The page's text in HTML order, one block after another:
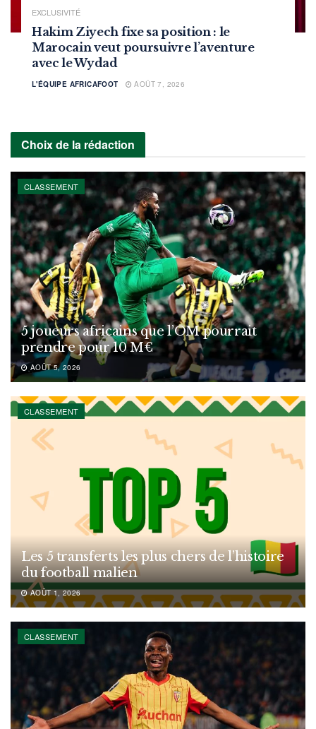
EXCLUSIVITÉ
Hakim Ziyech fixe sa position : le
Marocain veut poursuivre l’aventure
avec le Wydad
L'ÉQUIPE AFRICAFOOT AOÛT 7, 2026
Choix de la rédaction
CLASSEMENT
5 joueurs africains que l’OM pourrait
prendre pour 10 M€
AOÛT 5, 2026
CLASSEMENT
Les 5 transferts les plus chers de l’histoire
du football malien
AOÛT 1, 2026
CLASSEMENT